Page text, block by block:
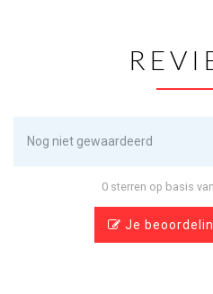
Nog niet gewaardeerd
0 sterren op basis
Je